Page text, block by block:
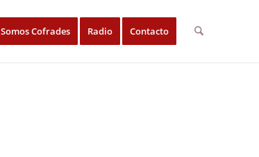
Somos Cofrades Radio Contacto